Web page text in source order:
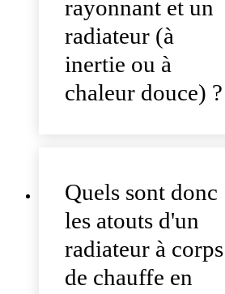
rayonnant et un
radiateur (à
inertie ou à
chaleur douce) ?
Quels sont donc
les atouts d'un
radiateur à corps
de chauffe en